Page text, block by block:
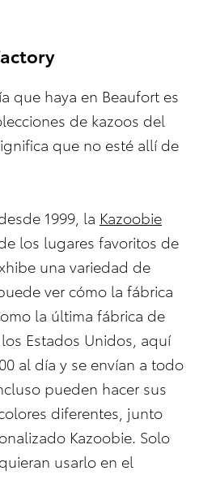
que haya en Beaufort es
de kazoos del
que no esté allí de
1999, la Kazoobie
los lugares favoritos de
una variedad de
ver cómo la fábrica
la última fábrica de
Estados Unidos, aquí
al día y se envían a todo
pueden hacer sus
diferentes, junto
Kazoobie. Solo
usarlo en el